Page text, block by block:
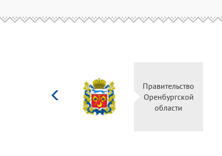
Российской
Правительство
Оренбургской
области